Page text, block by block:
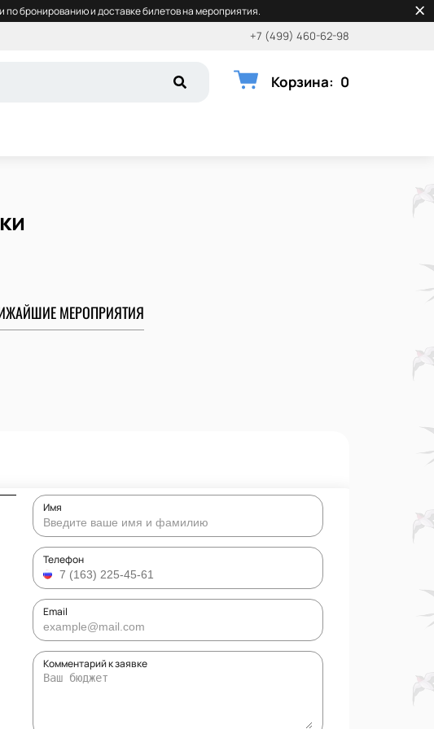
бронированию и доставке билетов на мероприятия.
+7 (499) 460-62-98
Корзина: 0
МЕРОПРИЯТИЯ
Имя
Телефон
Email
Комментарий к заявке